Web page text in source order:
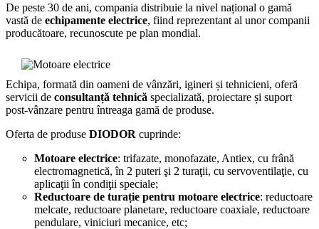
De peste 30 de ani, compania distribuie la nivel național o gamă
vastă de echipamente electrice, fiind reprezentant al unor companii
producătoare, recunoscute pe plan mondial.
Echipa, formată din oameni de vânzări, igineri și tehnicieni, oferă
servicii de consultanță tehnică specializată, proiectare și suport
post-vânzare pentru întreaga gamă de produse.
Oferta de produse DIODOR cuprinde:
Motoare electrice: trifazate, monofazate, Antiex, cu frână
electromagnetică, în 2 puteri şi 2 turaţii, cu servoventilaţie, cu
aplicaţii în condiţii speciale;
Reductoare de turație pentru motoare electrice: reductoare
melcate, reductoare planetare, reductoare coaxiale, reductoare
pendulare, viniciuri mecanice, etc;